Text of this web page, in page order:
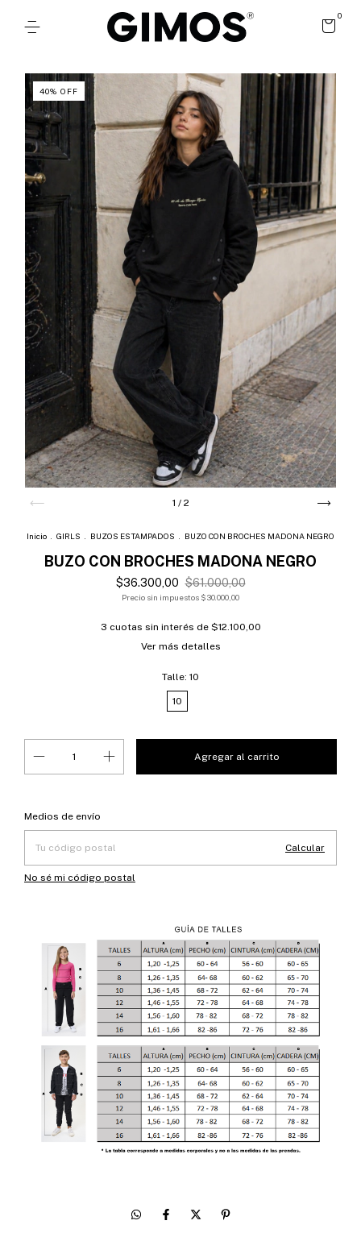
0
40% OFF
1 / 2
Inicio . GIRLS . BUZOS ESTAMPADOS . BUZO CON BROCHES MADONA NEGRO
BUZO CON BROCHES MADONA NEGRO
$36.300,00 $61.000,00
Precio sin impuestos $30.000,00
3 cuotas sin interés de $12.100,00
Ver más detalles
Talle: 10
10
Entregas para el CP:
Medios de envío
Calcular
No sé mi código postal